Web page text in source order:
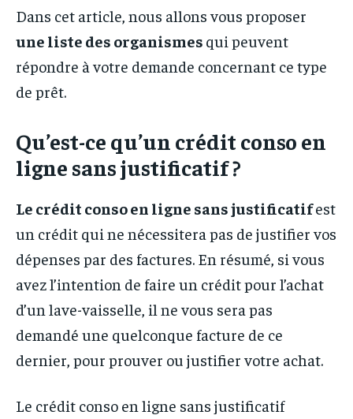
Dans cet article, nous allons vous proposer
une liste des organismes qui peuvent
répondre à votre demande concernant ce type
de prêt.
Qu’est-ce qu’un crédit conso en
ligne sans justificatif ?
Le crédit conso en ligne sans justificatifest
un crédit qui ne nécessitera pas de justifier vos
dépenses par des factures. En résumé, si vous
avez l’intention de faire un crédit pour l’achat
d’un lave-vaisselle, il ne vous sera pas
demandé une quelconque facture de ce
dernier, pour prouver ou justifier votre achat.
Le crédit conso en ligne sans justificatif